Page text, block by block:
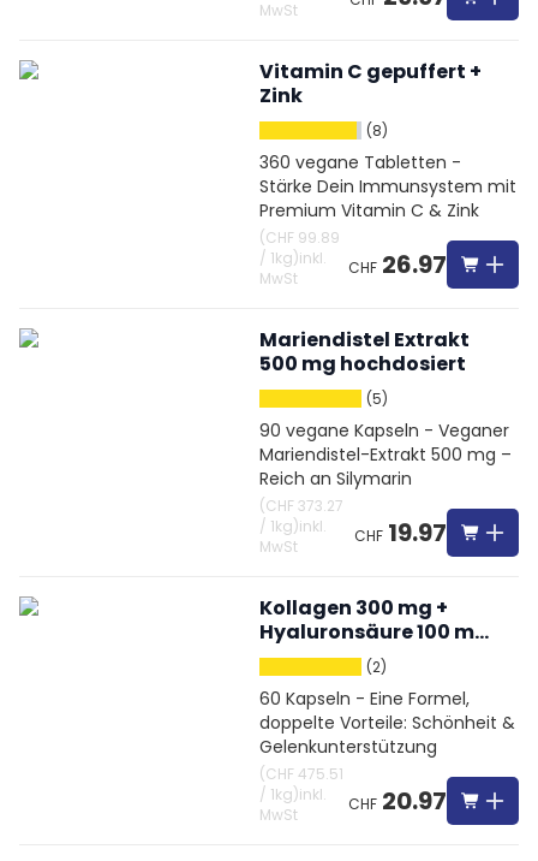
MwSt
Vitamin C gepuffert +
Zink
(8)
360 vegane Tabletten -
Stärke Dein Immunsystem mit
Premium Vitamin C & Zink
(CHF 99.89
/ 1kg)inkl.
MwSt
CHF26.97
Mariendistel Extrakt
500 mg hochdosiert
(5)
90 vegane Kapseln - Veganer
Mariendistel-Extrakt 500 mg –
Reich an Silymarin
(CHF 373.27
/ 1kg)inkl.
MwSt
CHF19.97
Kollagen 300 mg +
Hyaluronsäure 100 mg
hochdosiert
(2)
60 Kapseln - Eine Formel,
doppelte Vorteile: Schönheit &
Gelenkunterstützung
(CHF 475.51
/ 1kg)inkl.
MwSt
CHF20.97